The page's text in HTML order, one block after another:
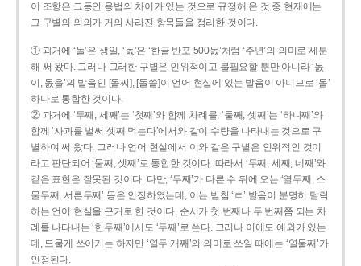
이 조항은 그동안 용법의 차이가 있는 것으로 규정해 온 것 중 현재에는
그 구별의 의의가 거의 사라진 항목들을 정리한 것이다.
① 과거에 ‘돌’은 생일, ‘돐’은 ‘한글 반포 500돐’처럼 ‘주년’의 의미로 세분
해 써 왔다. 그러나 그러한 구별은 인위적이고 불필요할 뿐만 아니라 ‘돐
이, 돐을’의 발음인 [돌씨], [돌쓸]이 언어 현실에 있는 발음이 아니므로 ‘돌’
하나로 통합한 것이다.
② 과거에 ‘두째, 세째’는 ‘첫째’와 함께 차례를, ‘둘째, 셋째’는 ‘하나째’와
함께 ‘사과를 벌써 셋째 먹는다’에서와 같이 수량을 나타내는 것으로 구
별하여 써 왔다. 그러나 언어 현실에서 이와 같은 구별은 인위적인 것이
라고 판단되어 ‘둘째, 셋째’로 통합한 것이다. 따라서 ‘두째, 세째, 네째’와
같은 표현은 잘못된 것이다. 다만, ‘두째’가 다른 수 뒤에 오는 ‘열두째, 스
물두째, 서른두째’ 등은 인정하였는데, 이는 받침 ‘ㄹ’ 발음이 분명히 탈락
하는 언어 현실을 근거로 한 것이다. 순서가 첫 번째나 두 번째쯤 되는 차
례를 나타내는 ‘한두째’에서도 ‘두째’로 쓴다. 그러나 이에도 예외가 있는
데, 드물게 쓰이기는 하지만 ‘열두 개째’의 의미로 쓰일 때에는 ‘열둘째’가
인정된다.